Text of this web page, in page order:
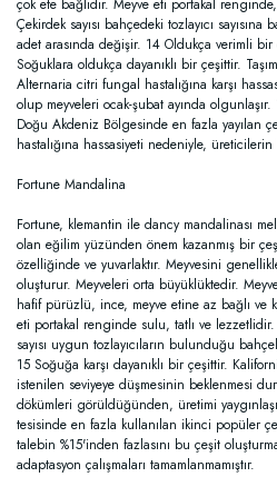
çok ete bağlıdır. Meyve eti portakal
Çekirdek sayısı bahçedeki tozlayıcı
adet arasında değişir. 14 Oldukça verimli
Soğuklara oldukça dayanıklı bir çeşittir.
Alternaria citri fungal hastalığına karşı
olup meyveleri ocak-şubat ayında
Doğu Akdeniz Bölgesinde en fazla yayılan
hastalığına hassasiyeti nedeniyle,
Fortune Mandalina
Fortune, klemantin ile dancy mandalinası
olan eğilim yüzünden önem kazanmış bir
özelliğinde ve yuvarlaktır. Meyvesini
oluşturur. Meyveleri orta büyüklüktedir.
hafif pürüzlü, ince, meyve etine az bağlı ve
eti portakal renginde sulu, tatlı ve
sayısı uygun tozlayıcıların bulunduğu
15 Soğuğa karşı dayanıklı bir çeşittir.
istenilen seviyeye düşmesinin beklenmesi
dökümleri görüldüğünden, üretimi
tesisinde en fazla kullanılan ikinci popüler
talebin %15'inden fazlasını bu çeşit
adaptasyon çalışmaları tamamlanmamıştır.